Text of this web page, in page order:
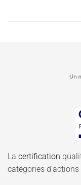
La certification
catégories